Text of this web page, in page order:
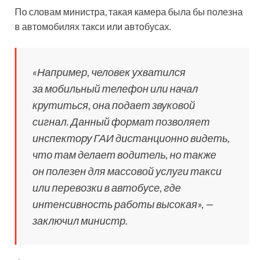
По словам министра, такая камера была бы полезна
в автомобилях такси или автобусах.
«Например, человек ухватился
за мобильный телефон или начал
крутиться, она подает звуковой
сигнал. Данный формат позволяет
инспектору ГАИ дистанционно видеть,
что там делает водитель, но также
он полезен для массовой услуги такси
или перевозки в автобусе, где
интенсивность работы высокая», —
заключил министр.